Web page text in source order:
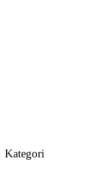
Kategori